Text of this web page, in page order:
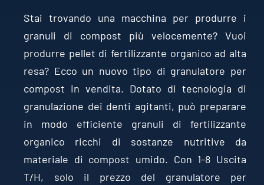
Stai trovando una macchina per produrre i
granuli di compost più velocemente? Vuoi
produrre pellet di fertilizzante organico ad alta
resa? Ecco un nuovo tipo di granulatore per
compost in vendita. Dotato di tecnologia di
granulazione dei denti agitanti, può preparare
in modo efficiente granuli di fertilizzante
organico ricchi di sostanze nutritive da
materiale di compost umido. Con 1-8 Uscita
T/H, solo il prezzo del granulatore per